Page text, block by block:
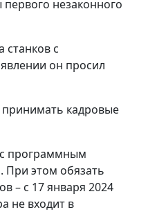
незаконного
станков с
он просил
кадровые
с программным
При этом обязать
– с 17 января 2024
не входит в